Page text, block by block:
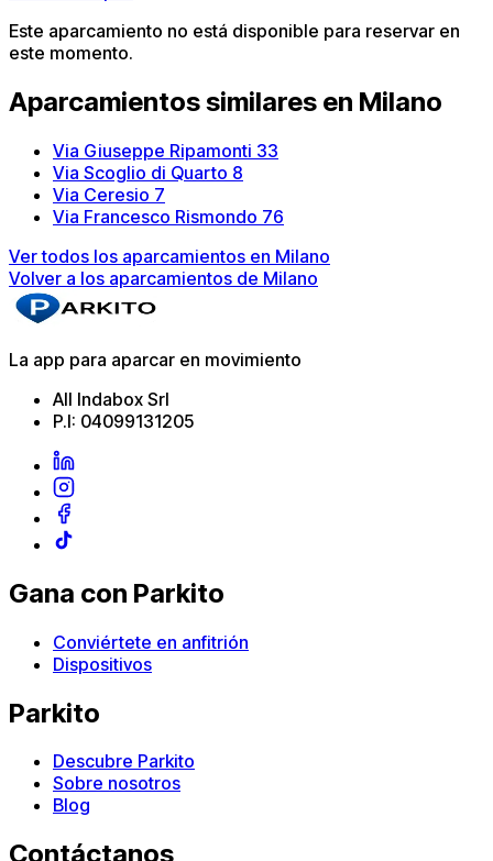
Este aparcamiento no está disponible para reservar en
este momento.
Aparcamientos similares en Milano
Via Giuseppe Ripamonti 33
Via Scoglio di Quarto 8
Via Ceresio 7
Via Francesco Rismondo 76
Ver todos los aparcamientos en Milano
Volver a los aparcamientos de Milano
La app para aparcar en movimiento
All Indabox Srl
P.I: 04099131205
Gana con Parkito
Conviértete en anfitrión
Dispositivos
Parkito
Descubre Parkito
Sobre nosotros
Blog
Contáctanos